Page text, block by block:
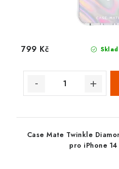
799 Kč
Case Mate Twinkle
pro iPhone 14